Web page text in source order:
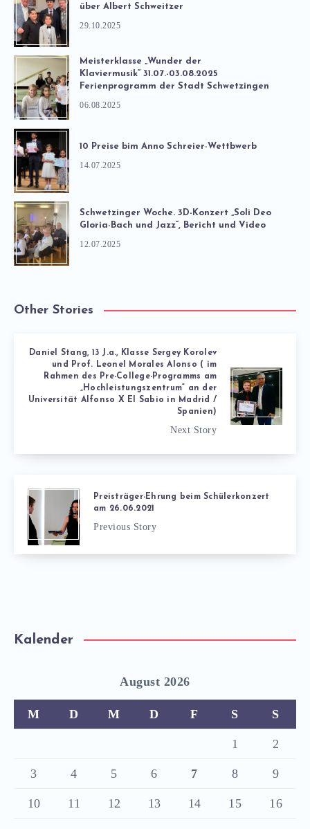
über Albert Schweitzer
29.10.2025
Meisterklasse „Wunder der
Klaviermusik“ 31.07.-03.08.2025
Ferienprogramm der Stadt Schwetzingen
06.08.2025
10 Preise bim Anno Schreier-Wettbwerb
14.07.2025
Schwetzinger Woche. 3D-Konzert „Soli Deo
Gloria-Bach und Jazz“, Bericht und Video
12.07.2025
Other Stories
Daniel Stang, 13 J.a., Klasse Sergey Korolev
und Prof. Leonel Morales Alonso ( im
Rahmen des Pre-College-Programms am
„Hochleistungszentrum“ an der
Universität Alfonso X El Sabio in Madrid /
Spanien)
Next Story
Preisträger-Ehrung beim Schülerkonzert
am 26.06.2021
Previous Story
Kalender
August 2026
M D M D F S S
1 2
3 4 5 6 7 8 9
10 11 12 13 14 15 16